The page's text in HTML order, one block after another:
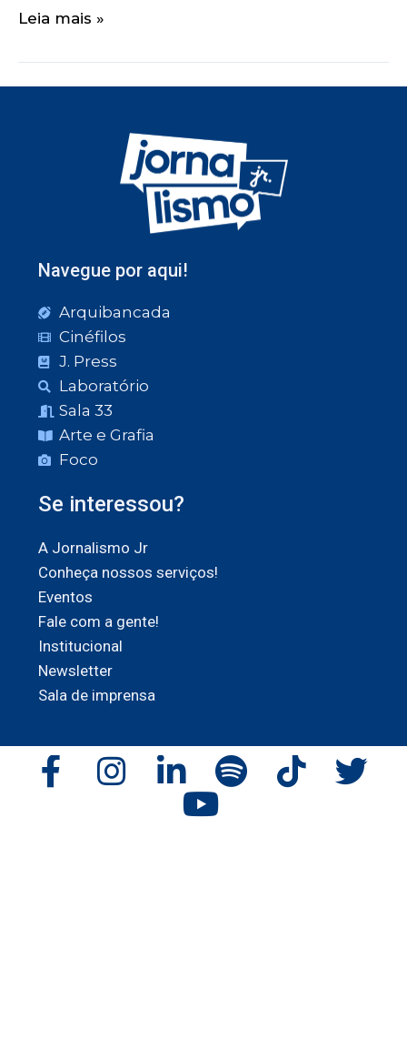
Leia mais »
Navegue por aqui!
Arquibancada
Cinéfilos
J. Press
Laboratório
Sala 33
Arte e Grafia
Foco
Se interessou?
A Jornalismo Jr
Conheça nossos serviços!
Eventos
Fale com a gente!
Institucional
Newsletter
Sala de imprensa